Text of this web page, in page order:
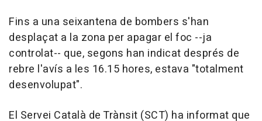
Fins a una seixantena de bombers s'han
desplaçat a la zona per apagar el foc --ja
controlat-- que, segons han indicat després de
rebre l'avís a les 16.15 hores, estava "totalment
desenvolupat".
El Servei Català de Trànsit (SCT) ha informat que